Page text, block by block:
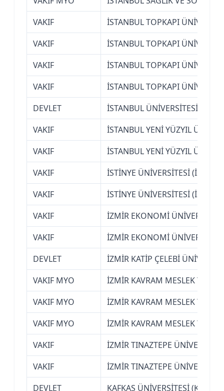
VAKIF
İSTANBUL TOPKAPI
VAKIF
İSTANBUL TOPKAPI
VAKIF
İSTANBUL TOPKAPI
VAKIF
İSTANBUL TOPKAPI
DEVLET
İSTANBUL ÜNİVERSİTESİ-
VAKIF
İSTANBUL YENİ YÜZYIL
VAKIF
İSTANBUL YENİ YÜZYIL
VAKIF
İSTİNYE ÜNİVERSİTESİ
VAKIF
İSTİNYE ÜNİVERSİTESİ
VAKIF
İZMİR EKONOMİ ÜNİVERSİTESİ
VAKIF
İZMİR EKONOMİ ÜNİVERSİTESİ
DEVLET
İZMİR KATİP ÇELEBİ
VAKIF MYO
İZMİR KAVRAM MESLEK
VAKIF MYO
İZMİR KAVRAM MESLEK
VAKIF MYO
İZMİR KAVRAM MESLEK
VAKIF
İZMİR TINAZTEPE
VAKIF
İZMİR TINAZTEPE
DEVLET
KAFKAS ÜNİVERSİTESİ (KARS)